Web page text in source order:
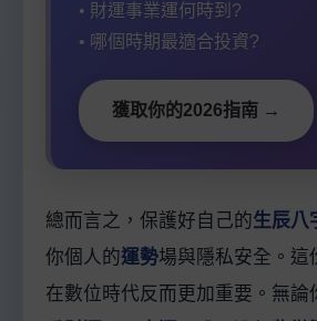
• 財運事業運何時到?
• 哪個時期最適合投資?
獲取你的2026指南 →
總而言之，保護好自己的生辰八
你個人的運勢場與隱私安全。這
在數位時代反而更加重要。無論